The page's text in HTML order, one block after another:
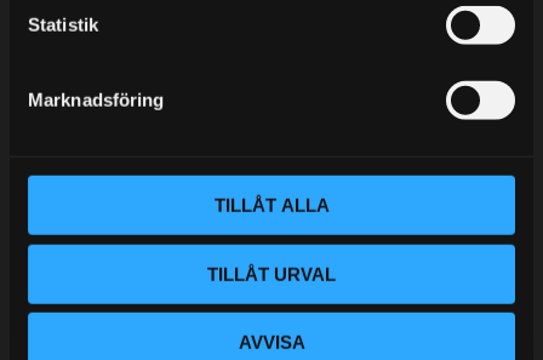
Statistik
Marknadsföring
TILLÅT ALLA
TILLÅT URVAL
AVVISA
KUNDTJÄNST